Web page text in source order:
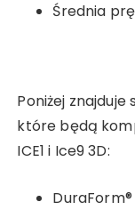
Średnia
Poniżej znajduje
które będą
ICE1 i Ice9 3D: